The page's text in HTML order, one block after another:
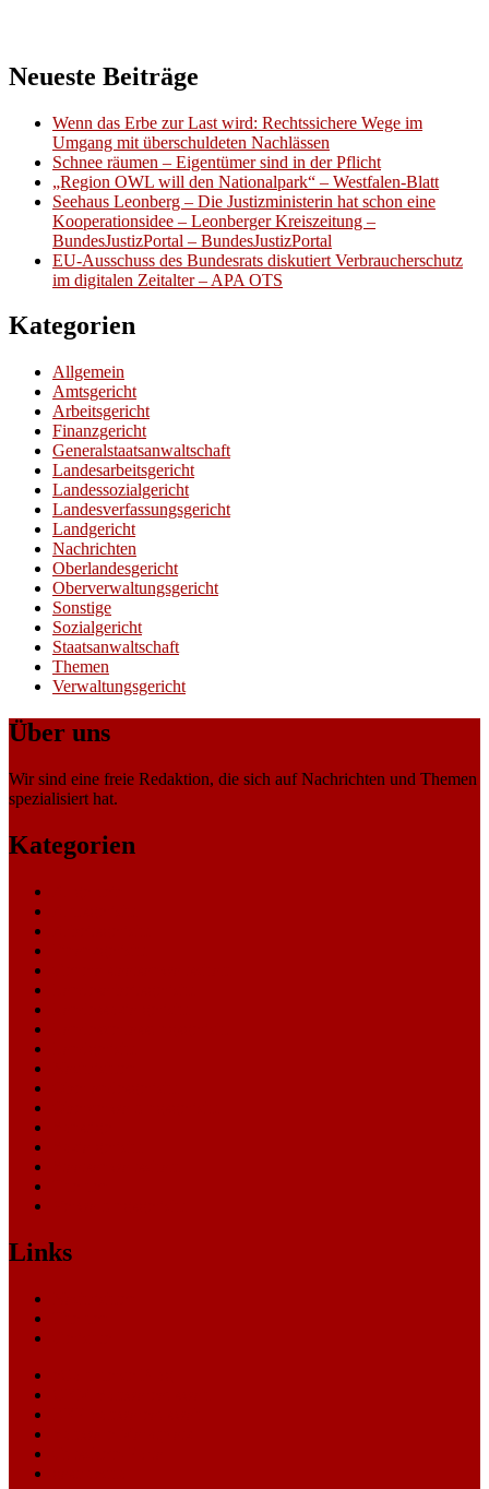
Neueste Beiträge
Wenn das Erbe zur Last wird: Rechtssichere Wege im
Umgang mit überschuldeten Nachlässen
Schnee räumen – Eigentümer sind in der Pflicht
„Region OWL will den Nationalpark“ – Westfalen-Blatt
Seehaus Leonberg – Die Justizministerin hat schon eine
Kooperationsidee – Leonberger Kreiszeitung –
BundesJustizPortal – BundesJustizPortal
EU-Ausschuss des Bundesrats diskutiert Verbraucherschutz
im digitalen Zeitalter – APA OTS
Kategorien
Allgemein
Amtsgericht
Arbeitsgericht
Finanzgericht
Generalstaatsanwaltschaft
Landesarbeitsgericht
Landessozialgericht
Landesverfassungsgericht
Landgericht
Nachrichten
Oberlandesgericht
Oberverwaltungsgericht
Sonstige
Sozialgericht
Staatsanwaltschaft
Themen
Verwaltungsgericht
Über uns
Wir sind eine freie Redaktion, die sich auf Nachrichten und Themen
spezialisiert hat.
Kategorien
Links